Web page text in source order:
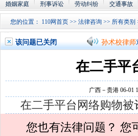
婚姻家庭 刑事诉讼 劳动纠纷 交通事故
您的位置： 110网首页 >> 法律咨询 >> 所有类别
该问题已关闭
孙术校律师
孙术校律师
孙术校律师
孙术校律师
孙术校律师
孙术校律师
孙术校律师
在二手平
广西－贵港 06-01
在二手平台网络购物被
您也有法律问题？ 您